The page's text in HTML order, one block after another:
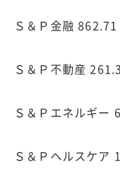
Ｓ＆Ｐ金融
Ｓ＆Ｐ不動産
Ｓ＆Ｐエネルギ
Ｓ＆Ｐヘルスケア